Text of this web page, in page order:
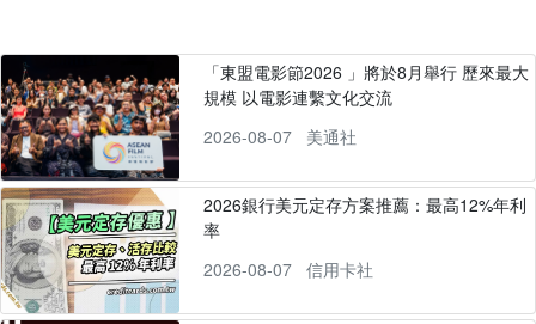
「東盟電影節2026 」將於8月舉行 歷來最大
規模 以電影連繫文化交流
2026-08-07
美通社
2026銀行美元定存方案推薦：最高12%年利
率
2026-08-07
信用卡社